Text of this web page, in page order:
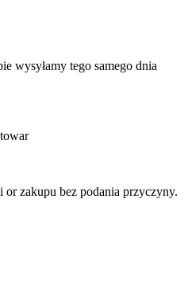
wysyłamy tego samego dnia
zakupu bez podania przyczyny.